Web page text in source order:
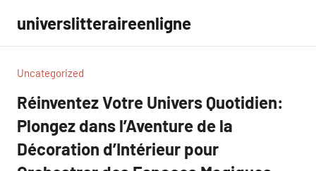
contenu
universlitteraireenligne
Uncategorized
Réinventez Votre Univers Quotidien:
Plongez dans l’Aventure de la
Décoration d’Intérieur pour